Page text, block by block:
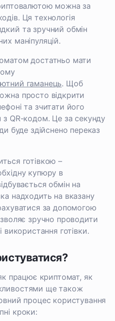
можна за
Ця технологія
та зручний обмін
маніпуляцій.
достатньо мати
гаманець. Щоб
просто відкрити
та зчитати його
QR-кодом. Це за секунду
буде здійснено переказ
готівкою –
купюру в
обмін на
надходить на вказану
за допомогою
зручно проводити
використання готівки.
працює криптомат, як
ще також
процес користування
кроки: